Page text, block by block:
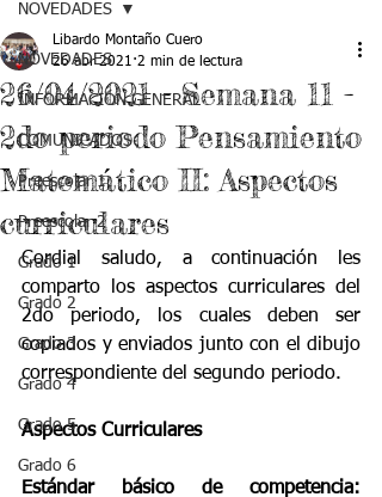
NOVEDADES
INFORMACIÓN GENERAL
COMUNICADOS
Preescolar 1
Preescolar 2
Grado 1
Grado 2
Grado 3
Grado 4
Grado 5
Grado 6
NOVEDADES
26/04/2021 - Semana 11 -
2do periodo Pensamiento
Matemático II: Aspectos
curriculares
Libardo Montaño Cuero
26 abr 2021 2 min de lectura
Cordial saludo, a continuación les
comparto los aspectos curriculares del
2do periodo, los cuales deben ser
copiados y enviados junto con el dibujo
correspondiente del segundo periodo.
Aspectos Curriculares